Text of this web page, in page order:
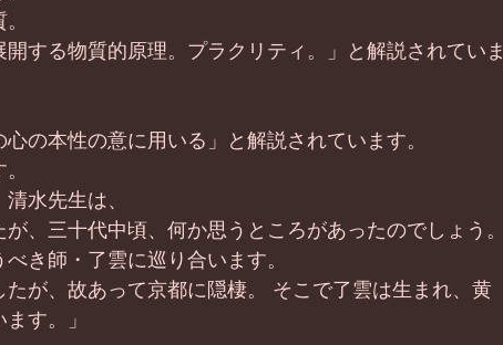
する物質的原理。プラクリティ。」と解説されていま
の本性の意に用いる」と解説されています。
水先生は、
、三十代中頃、何か思うところがあったのでしょう。
き師・了雲に巡り合います。
が、故あって京都に隠棲。 そこで了雲は生まれ、黄
す。」